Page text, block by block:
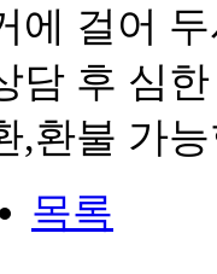
에 걸어
담 후 심
,환불 가
목록